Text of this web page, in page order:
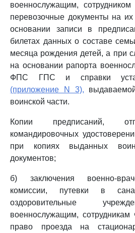
военнослужащим,
перевозочные документы на
основании записи в
билетах данных о составе
месяца рождения детей, а при
на основании рапорта
ФПС ГПС и справки
(приложение N 3),
воинской части.
Копии предписаний,
командировочных
при копиях выданных
документов;
б) заключения военно-
комиссии, путевки в
оздоровительные
военнослужащим,
право проезда на